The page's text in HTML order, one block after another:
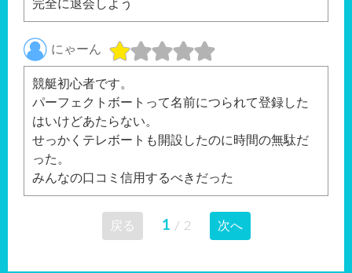
完全に退会しよう
にゃーん
競艇初心者です。
パーフェクトボートって名前につられて登録した
はいけどあたらない。
せっかくテレボートも開設したのに時間の無駄だ
った。
みんなの口コミ信用するべきだった
戻る 1 / 2 次へ